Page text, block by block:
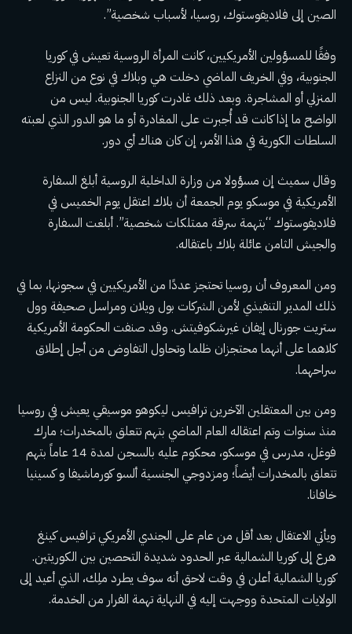
الصين إلى فلاديفوستوك، روسيا، لأسباب شخصية”.
وفقًا للمسؤولين الأمريكيين، كانت المرأة الروسية تعيش في كوريا
الجنوبية، وفي الخريف الماضي دخلت هي وبلاك في نوع من النزاع
المنزلي أو المشاجرة. وبعد ذلك غادرت كوريا الجنوبية. ليس من
الواضح ما إذا كانت قد أُجبرت على المغادرة أو ما هو الدور الذي لعبته
السلطات الكورية في هذا الأمر، إن كان هناك أي دور.
وقال سميث إن مسؤولا من وزارة الداخلية الروسية أبلغ السفارة
الأمريكية في موسكو يوم الجمعة أن بلاك اعتقل يوم الخميس في
فلاديفوستوك “بتهمة سرقة ممتلكات شخصية”. أبلغت السفارة
والجيش الثامن عائلة بلاك باعتقاله.
ومن المعروف أن روسيا تحتجز عددًا من الأمريكيين في سجونها، بما في
ذلك المدير التنفيذي لأمن الشركات بول ويلان ومراسل صحيفة وول
ستريت جورنال إيفان غيرشكوفيتش. وقد صنفت الحكومة الأمريكية
كلاهما على أنهما محتجزان ظلما وتحاول التفاوض من أجل إطلاق
سراحهما.
ومن بين المعتقلين الآخرينترافيس ليكوهو موسيقي يعيش في روسيا
منذ سنوات وتم اعتقاله العام الماضي بتهم تتعلق بالمخدرات؛ مارك
فوغل، مدرس في موسكو، محكوم عليه بالسجن لمدة 14 عاماً بتهم
تتعلق بالمخدرات أيضاً؛ ومزدوجي الجنسية ألسو كورماشيفا وكسينيا
خافانا.
ويأتي الاعتقال بعد أقل من عام على الجندي الأمريكي ترافيس كينغ
هرع إلى كوريا الشمالية عبر الحدود شديدة التحصين بين الكوريتين.
كوريا الشمالية أعلن في وقت لاحق أنه سوف يطرد ملِك، الذي أعيد إلى
الولايات المتحدة ووجهت إليه في النهاية تهمة الفرار من الخدمة.